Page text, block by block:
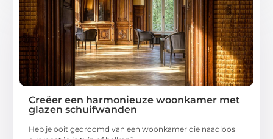
Creëer een harmonieuze woonkamer met
glazen schuifwanden
Heb je ooit gedroomd van een woonkamer die naadloos